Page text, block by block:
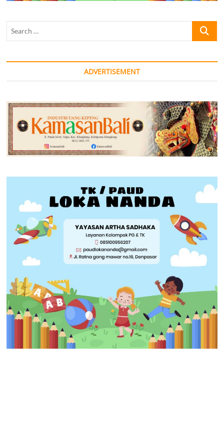
Search
ADVERTISEMENT